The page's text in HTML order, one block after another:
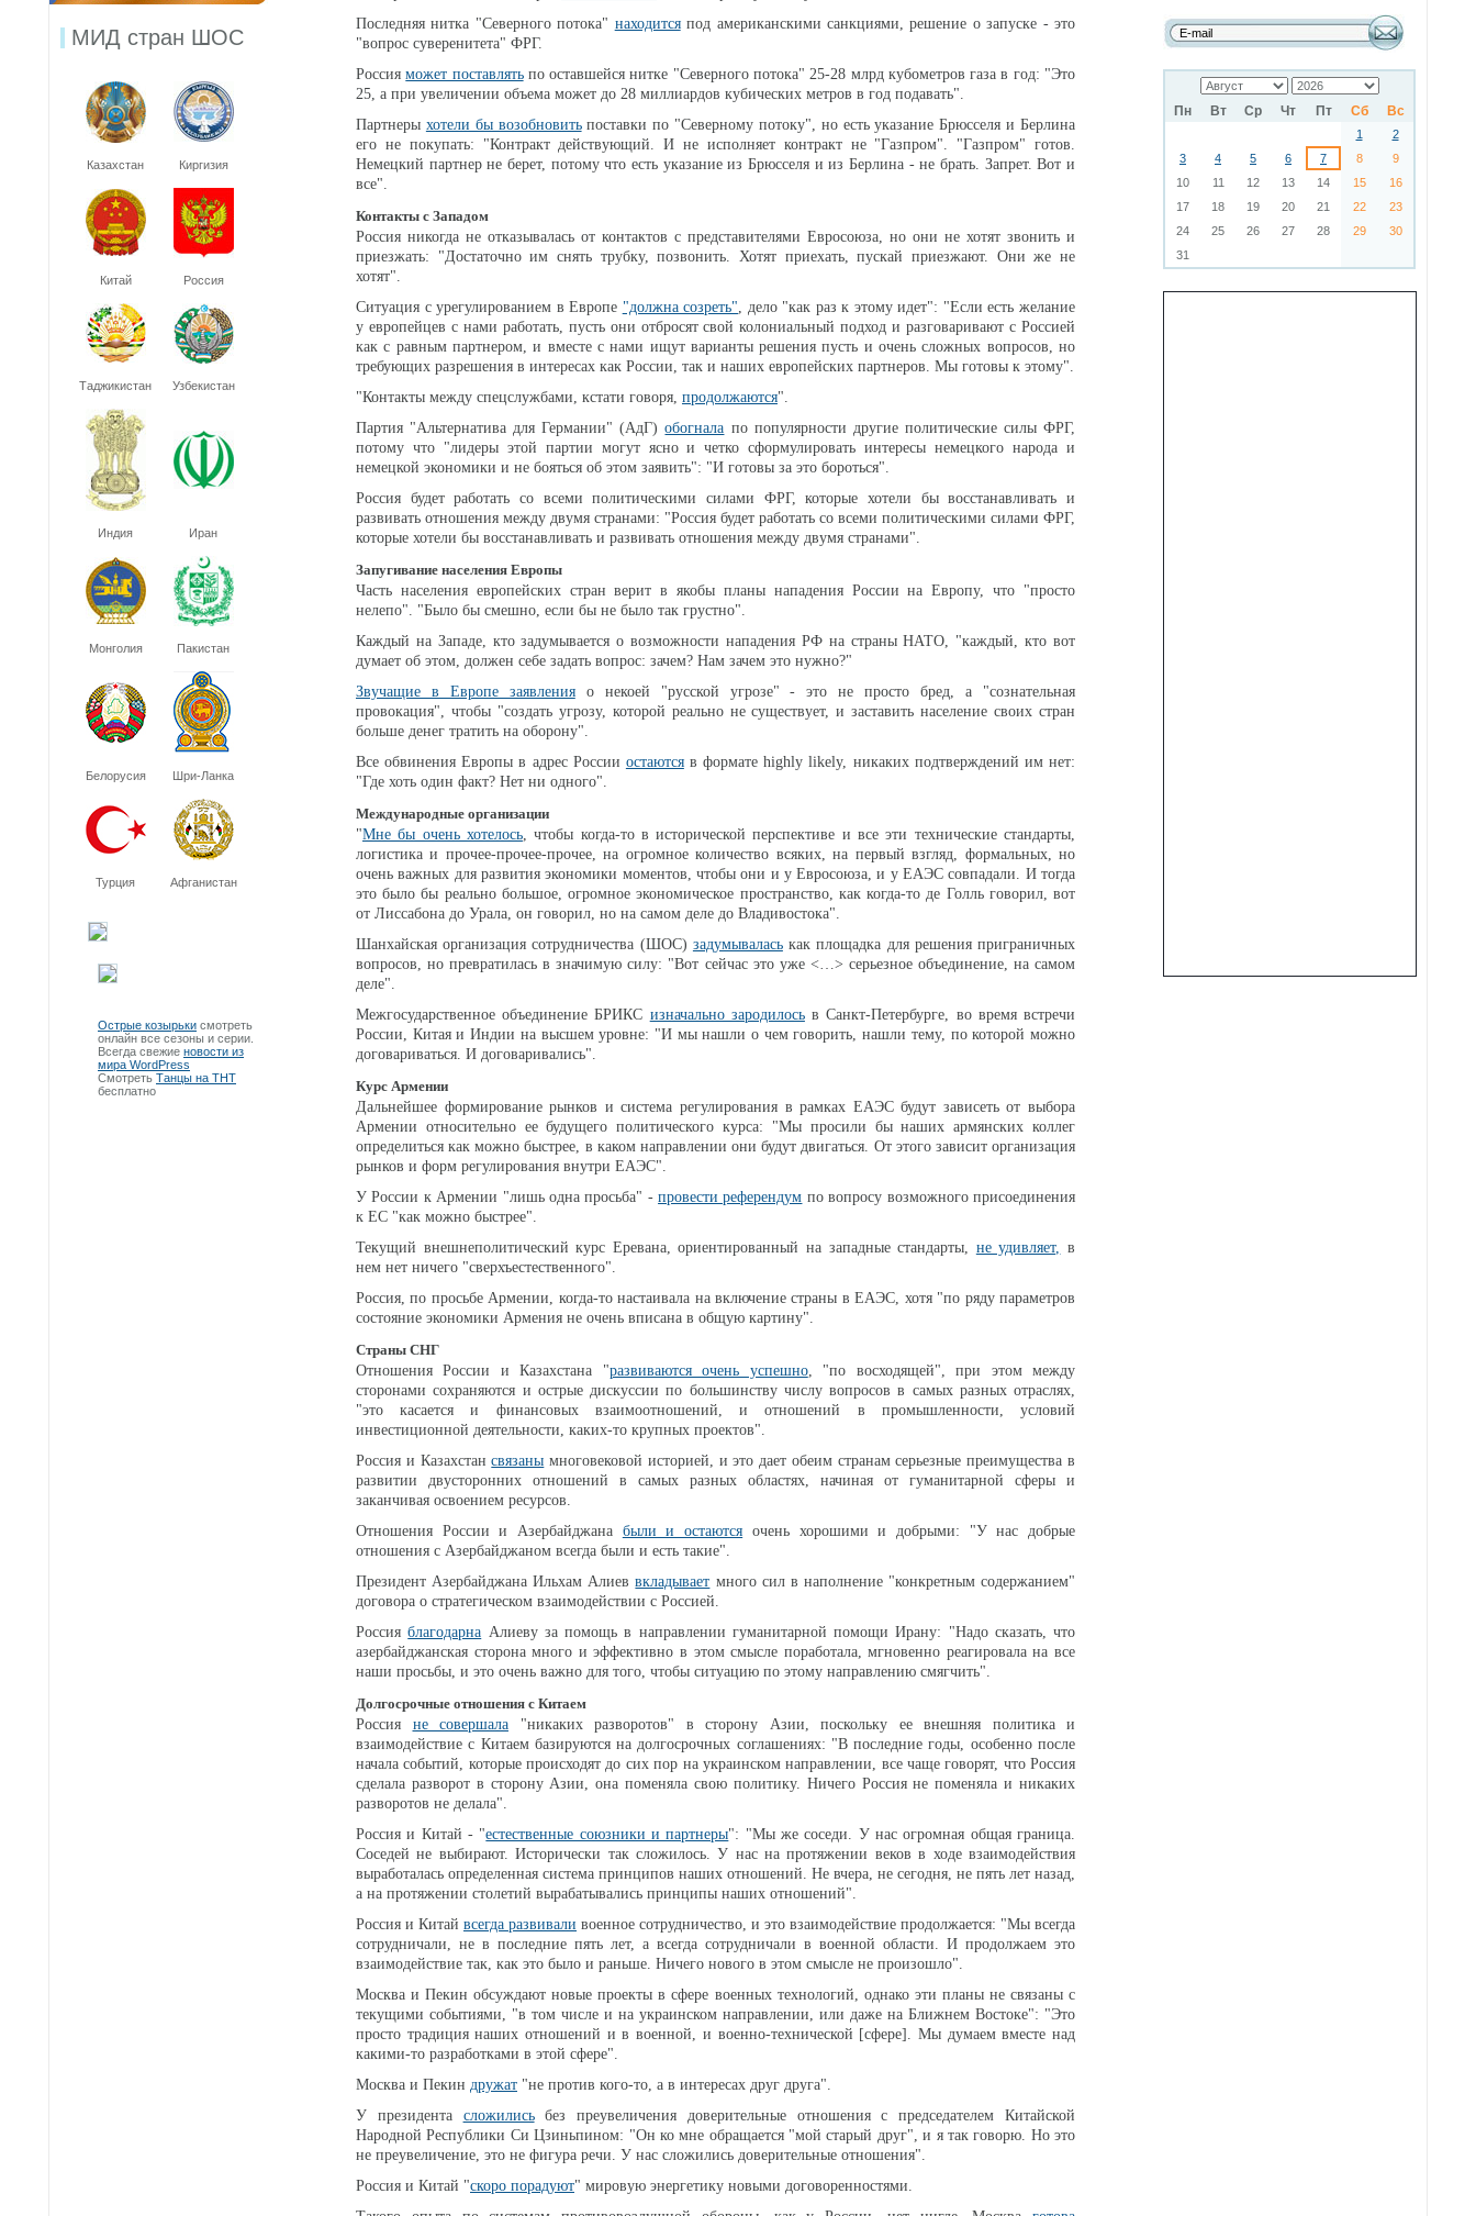
Пн Вт Ср Чт Пт Сб Вс
1
2
3
4 5 6 7 8
9
10
11 12 13 14 15
16
17
18 19 20 21 22
23
24
25 26 27 28 29
30
31
МИД стран ШОС
Казахстан Киргизия
Китай Россия
Таджикистан Узбекистан
Индия Иран
Монголия Пакистан
Белорусия Шри-Ланка
Турция Афганистан
Острые козырьки смотреть
онлайн все сезоны и серии.
Всегда свежие новости из
мира WordPress
Смотреть Танцы на ТНТ
бесплатно
Последняя нитка "Северного потока" находитсяпод американскими санкциями, решение о запуске - это
"вопрос суверенитета" ФРГ.
Россияможет поставлятьпо оставшейся нитке "Северного потока" 25-28 млрд кубометров газа в год: "Это
25, а при увеличении объема может до 28 миллиардов кубических метров в год подавать".
Партнеры хотели бы возобновитьпоставки по "Северному потоку", но есть указание Брюсселя и Берлина
его не покупать: "Контракт действующий. И не исполняет контракт не "Газпром". "Газпром" готов.
Немецкий партнер не берет, потому что есть указание из Брюсселя и из Берлина - не брать. Запрет. Вот и
все".
Контакты с Западом
Россия никогда не отказывалась от контактов с представителями Евросоюза, но они не хотят звонить и
приезжать: "Достаточно им снять трубку, позвонить. Хотят приехать, пускай приезжают. Они же не
хотят".
Ситуация с урегулированием в Европе "должна созреть", дело "как раз к этому идет": "Если есть желание
у европейцев с нами работать, пусть они отбросят свой колониальный подход и разговаривают с Россией
как с равным партнером, и вместе с нами ищут варианты решения пусть и очень сложных вопросов, но
требующих разрешения в интересах как России, так и наших европейских партнеров. Мы готовы к этому".
"Контакты между спецслужбами, кстати говоря, продолжаются".
Партия "Альтернатива для Германии" (АдГ)обогнала по популярности другие политические силы ФРГ,
потому что "лидеры этой партии могут ясно и четко сформулировать интересы немецкого народа и
немецкой экономики и не бояться об этом заявить": "И готовы за это бороться".
Россия будет работать со всеми политическими силами ФРГ, которые хотели бы восстанавливать и
развивать отношения между двумя странами: "Россия будет работать со всеми политическими силами ФРГ,
которые хотели бы восстанавливать и развивать отношения между двумя странами".
Запугивание населения Европы
Часть населения европейских стран верит в якобы планы нападения России на Европу, что "просто
нелепо". "Было бы смешно, если бы не было так грустно".
Каждый на Западе, кто задумывается о возможности нападения РФ на страны НАТО, "каждый, кто вот
думает об этом, должен себе задать вопрос: зачем? Нам зачем это нужно?"
Звучащие в Европе заявленияо некоей "русской угрозе" - это не просто бред, а "сознательная
провокация", чтобы "создать угрозу, которой реально не существует, и заставить население своих стран
больше денег тратить на оборону".
Все обвинения Европы в адрес России остаютсяв формате highly likely, никаких подтверждений им нет:
"Где хоть один факт? Нет ни одного".
Международные организации
"Мне бы очень хотелось, чтобы когда-то в исторической перспективе и все эти технические стандарты,
логистика и прочее-прочее-прочее, на огромное количество всяких, на первый взгляд, формальных, но
очень важных для развития экономики моментов, чтобы они и у Евросоюза, и у ЕАЭС совпадали. И тогда
это было бы реально большое, огромное экономическое пространство, как когда-то де Голль говорил, вот
от Лиссабона до Урала, он говорил, но на самом деле до Владивостока".
Шанхайская организация сотрудничества (ШОС) задумываласькак площадка для решения приграничных
вопросов, но превратилась в значимую силу: "Вот сейчас это уже <…> серьезное объединение, на самом
деле".
Межгосударственное объединение БРИКС изначально зародилосьв Санкт-Петербурге, во время встречи
России, Китая и Индии на высшем уровне: "И мы нашли о чем говорить, нашли тему, по которой можно
договариваться. И договаривались".
Курс Армении
Дальнейшее формирование рынков и система регулирования в рамках ЕАЭС будут зависеть от выбора
Армении относительно ее будущего политического курса: "Мы просили бы наших армянских коллег
определиться как можно быстрее, в каком направлении они будут двигаться. От этого зависит организация
рынков и форм регулирования внутри ЕАЭС".
У России к Армении "лишь одна просьба" -провести референдум по вопросу возможного присоединения
к ЕС "как можно быстрее".
Текущий внешнеполитический курс Еревана, ориентированный на западные стандарты, не удивляет, в
нем нет ничего "сверхъестественного".
Россия, по просьбе Армении, когда-то настаивала на включение страны в ЕАЭС, хотя "по ряду параметров
состояние экономики Армения не очень вписана в общую картину".
Страны СНГ
Отношения России и Казахстана "развиваются очень успешно, "по восходящей", при этом между
сторонами сохраняются и острые дискуссии по большинству числу вопросов в самых разных отраслях,
"это касается и финансовых взаимоотношений, и отношений в промышленности, условий
инвестиционной деятельности, каких-то крупных проектов".
Россия и Казахстансвязаны многовековой историей, и это дает обеим странам серьезные преимущества в
развитии двусторонних отношений в самых разных областях, начиная от гуманитарной сферы и
заканчивая освоением ресурсов.
Отношения России и Азербайджана были и остаются очень хорошими и добрыми: "У нас добрые
отношения с Азербайджаном всегда были и есть такие".
Президент Азербайджана Ильхам Алиеввкладывает много сил в наполнение "конкретным содержанием"
договора о стратегическом взаимодействии с Россией.
Россияблагодарна Алиеву за помощь в направлении гуманитарной помощи Ирану: "Надо сказать, что
азербайджанская сторона много и эффективно в этом смысле поработала, мгновенно реагировала на все
наши просьбы, и это очень важно для того, чтобы ситуацию по этому направлению смягчить".
Долгосрочные отношения с Китаем
Россия не совершала "никаких разворотов" в сторону Азии, поскольку ее внешняя политика и
взаимодействие с Китаем базируются на долгосрочных соглашениях: "В последние годы, особенно после
начала событий, которые происходят до сих пор на украинском направлении, все чаще говорят, что Россия
сделала разворот в сторону Азии, она поменяла свою политику. Ничего Россия не поменяла и никаких
разворотов не делала".
Россия и Китай - "естественные союзники и партнеры": "Мы же соседи. У нас огромная общая граница.
Соседей не выбирают. Исторически так сложилось. У нас на протяжении веков в ходе взаимодействия
выработалась определенная система принципов наших отношений. Не вчера, не сегодня, не пять лет назад,
а на протяжении столетий вырабатывались принципы наших отношений".
Россия и Китай всегда развивали военное сотрудничество, и это взаимодействие продолжается: "Мы всегда
сотрудничали, не в последние пять лет, а всегда сотрудничали в военной области. И продолжаем это
взаимодействие так, как это было и раньше. Ничего нового в этом смысле не произошло".
Москва и Пекин обсуждают новые проекты в сфере военных технологий, однако эти планы не связаны с
текущими событиями, "в том числе и на украинском направлении, или даже на Ближнем Востоке": "Это
просто традиция наших отношений и в военной, и военно-технической [сфере]. Мы думаем вместе над
какими-то разработками в этой сфере".
Москва и Пекин дружат "не против кого-то, а в интересах друг друга".
У президента сложилисьбез преувеличения доверительные отношения с председателем Китайской
Народной Республики Си Цзиньпином: "Он ко мне обращается "мой старый друг", и я так говорю. Но это
не преувеличение, это не фигура речи. У нас сложились доверительные отношения".
Россия и Китай "скоро порадуют" мировую энергетику новыми договоренностями.